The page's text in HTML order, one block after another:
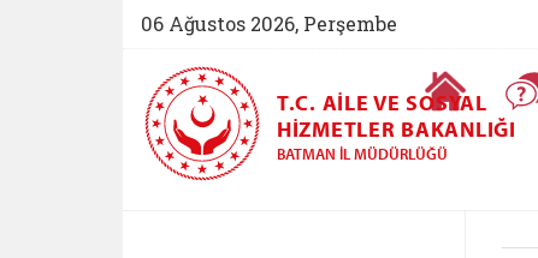
06 Ağustos 2026, Perşembe
Ana Sayfa
T.C. AILE VE SOSYAL
HIZMETLER BAKANLIĞI
BATMAN İL MÜDÜRLÜĞÜ